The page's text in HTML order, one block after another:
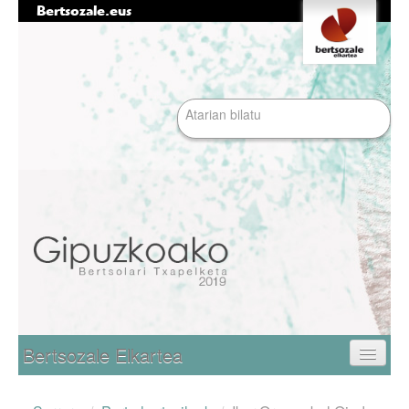
Bertsozale.eus
Tresna
pertsonalak
Bilatu atarian
Bilaketa
aurreratua…
Bertsozale Elkartea